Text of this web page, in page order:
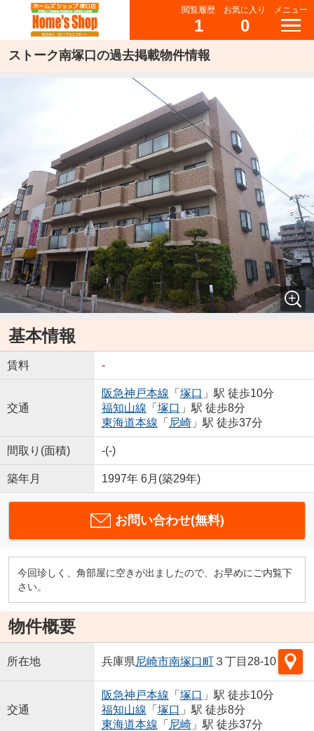
閲覧履歴
1
お気に入り
0
メニュー
ストーク南塚口の過去掲載物件情報
基本情報
賃料 -
交通
阪急神戸本線 「 塚口 」駅 徒歩10分
福知山線 「 塚口 」駅 徒歩8分
東海道本線 「 尼崎」駅 徒歩37分
間取り(面積) -(-)
築年月 1997年 6月(築29年)
お問い合わせ(無料)
今回珍しく、角部屋に空きが出ましたので、お早めにご内覧下
さい。
物件概要
所在地 兵庫県尼崎市南塚口町３丁目28-10
交通
阪急神戸本線 「 塚口 」駅 徒歩10分
福知山線 「 塚口 」駅 徒歩8分
東海道本線 「 尼崎」駅 徒歩37分